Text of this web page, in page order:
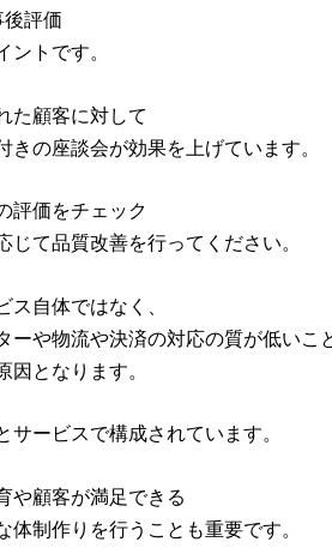
評価
ントです。
た顧客に対して
きの座談会が効果を上げています。
評価をチェック
じて品質改善を行ってください。
ス自体ではなく、
ーや物流や決済の対応の質が低いこ
因となります。
サービスで構成されています。
や顧客が満足できる
体制作りを行うことも重要です。